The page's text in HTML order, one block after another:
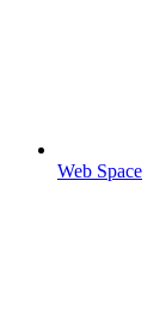
Web Space